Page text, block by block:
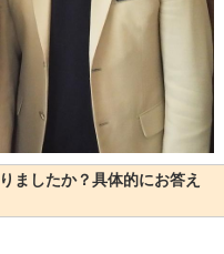
ましたか？具体的にお答え